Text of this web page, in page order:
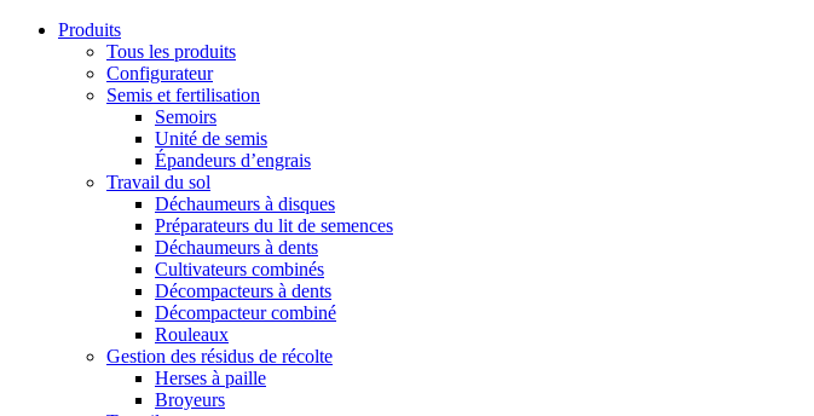
Produits
Tous les produits
Configurateur
Semis et fertilisation
Semoirs
Unité de semis
Épandeurs d’engrais
Travail du sol
Déchaumeurs à disques
Préparateurs du lit de semences
Déchaumeurs à dents
Cultivateurs combinés
Décompacteurs à dents
Décompacteur combiné
Rouleaux
Gestion des résidus de récolte
Herses à paille
Broyeurs